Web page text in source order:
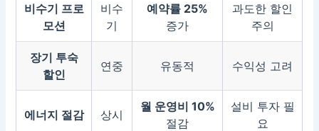
비수기 프로
모션
비수
기
예약률 25%
증가
과도한 할인
주의
장기 투숙
할인
연중 유동적 수익성 고려
에너지 절감 상시
월 운영비 10%
절감
설비 투자 필
요